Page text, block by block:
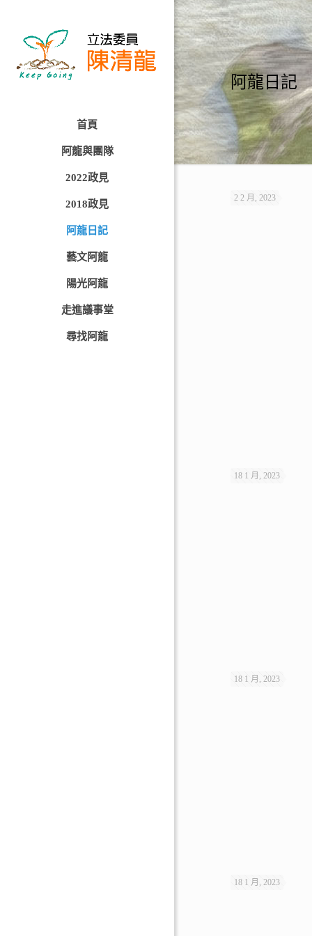
首頁
阿龍與團隊
2022政見
2018政見
阿龍日記
藝文阿龍
陽光阿龍
走進議事堂
尋找阿龍
阿龍日記
2 2 月, 2023
18 1 月, 2023
18 1 月, 2023
18 1 月, 2023